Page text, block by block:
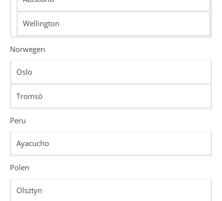
Wellington
Norwegen
Oslo
Tromsö
Peru
Ayacucho
Polen
Olsztyn